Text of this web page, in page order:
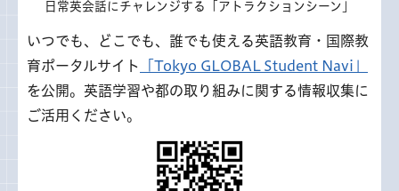
日常英会話にチャレンジする「アトラクションシーン」
いつでも、どこでも、誰でも使える英語教育・国際教
育ポータルサイト
「Tokyo GLOBAL Student Navi」
を公開。英語学習や都の取り組みに関する情報収集に
ご活用ください。